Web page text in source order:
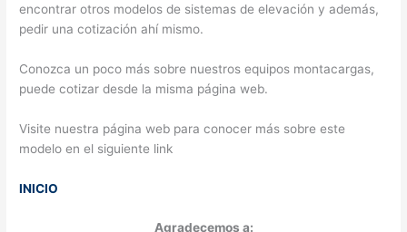
encontrar otros modelos de sistemas de elevación y además,
pedir una cotización ahí mismo.
Conozca un poco más sobre nuestros equipos montacargas,
puede cotizar desde la misma página web.
Visite nuestra página web para conocer más sobre este
modelo en el siguiente link
INICIO
Agradecemos a: